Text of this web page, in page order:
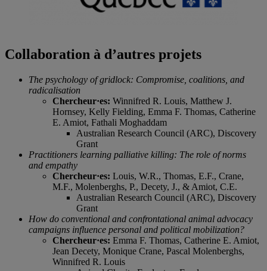
Collaboration à d’autres projets
The psychology of gridlock: Compromise, coalitions, and
radicalisation
Chercheur·es: Winnifred R. Louis, Matthew J.
Hornsey, Kelly Fielding, Emma F. Thomas, Catherine
E. Amiot, Fathali Moghaddam
Australian Research Council (ARC), Discovery
Grant
Practitioners learning palliative killing: The role of norms
and empathy
Chercheur·es: Louis, W.R., Thomas, E.F., Crane,
M.F., Molenberghs, P., Decety, J., & Amiot, C.E.
Australian Research Council (ARC), Discovery
Grant
How do conventional and confrontational animal advocacy
campaigns influence personal and political mobilization?
Chercheur·es: Emma F. Thomas, Catherine E. Amiot,
Jean Decety, Monique Crane, Pascal Molenberghs,
Winnifred R. Louis